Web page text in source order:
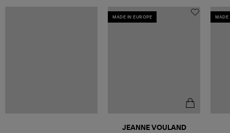
MADE IN EUROPE
JEANNE VOULAND
MADE